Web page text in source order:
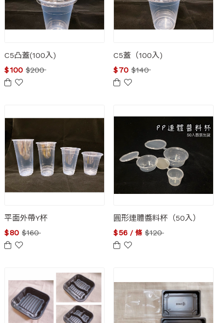
C5凸蓋(100入)
$200
$100
C5蓋（100入)
$140
$70
平面外帶Y杯
$160
$80
圓形連體醬料杯（50入）
$120
$56/ 條